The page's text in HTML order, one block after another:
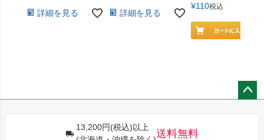
詳細を見る 詳細を見る
¥110税込
13,200円(税込)以上
送料無料